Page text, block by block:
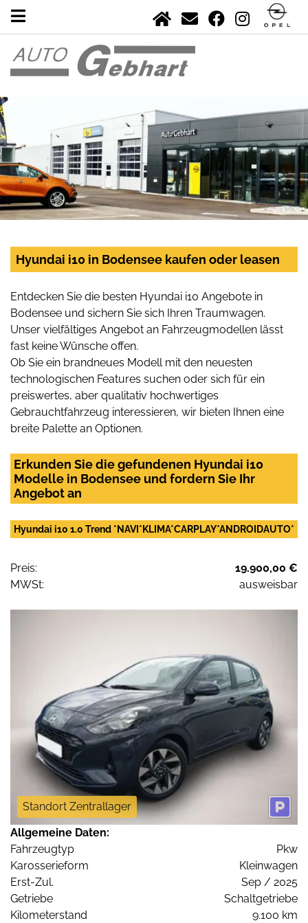
Hyundai i10 in Bodensee kaufen oder leasen
Entdecken Sie die besten Hyundai i10 Angebote in
Bodensee und sichern Sie sich Ihren Traumwagen.
Unser vielfältiges Angebot an Fahrzeugmodellen lässt
fast keine Wünsche offen.
Ob Sie ein brandneues Modell mit den neuesten
technologischen Features suchen oder sich für ein
preiswertes, aber qualitativ hochwertiges
Gebrauchtfahrzeug interessieren, wir bieten Ihnen eine
breite Palette an Optionen.
Erkunden Sie die gefundenen Hyundai i10
Modelle in Bodensee und fordern Sie Ihr
Angebot an
Hyundai i10 1.0 Trend *NAVI*KLIMA*CARPLAY*ANDROIDAUTO*
Preis:
19.900,00 €
MWSt:
ausweisbar
Standort Zentrallager
Allgemeine Daten:
Fahrzeugtyp
Pkw
Karosserieform
Kleinwagen
Erst-Zul.
Sep / 2025
Getriebe
Schaltgetriebe
Kilometerstand
9.100 km